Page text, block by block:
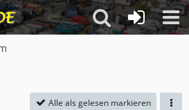
Alle als gelesen markieren